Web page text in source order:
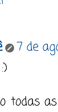
7 de
todas